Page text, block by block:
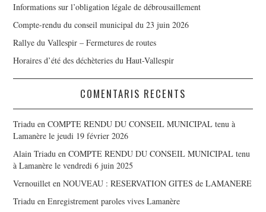
Informations sur l’obligation légale de débrousaillement
Compte-rendu du conseil municipal du 23 juin 2026
Rallye du Vallespir – Fermetures de routes
Horaires d’été des déchèteries du Haut-Vallespir
COMENTARIS RECENTS
Triadu enCOMPTE RENDU DU CONSEIL MUNICIPAL tenu à
Lamanère le jeudi 19 février 2026
Alain Triadu enCOMPTE RENDU DU CONSEIL MUNICIPAL tenu
à Lamanère le vendredi 6 juin 2025
Vernouillet enNOUVEAU : RESERVATION GITES de LAMANERE
Triadu enEnregistrement paroles vives Lamanère